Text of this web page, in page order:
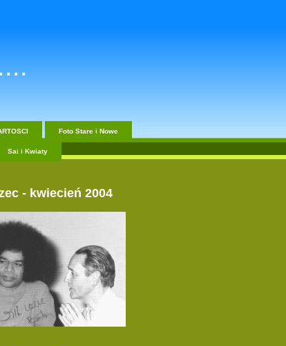
Foto Stare i Nowe
Sai i Kwiaty
- kwiecień 2004